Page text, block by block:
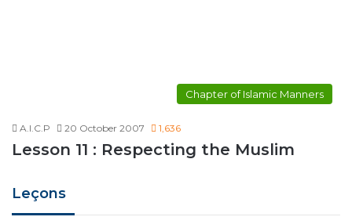
Chapter of Islamic Manners
A.I.C.P 20 October 2007 1,636
Lesson 11 : Respecting the Muslim
Leçons